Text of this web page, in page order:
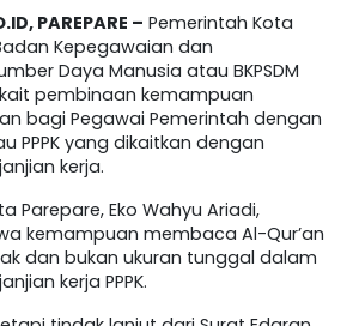
PAREPARE – Pemerintah Kota
Kepegawaian dan
Daya Manusia atau BKPSDM
pembinaan kemampuan
bagi Pegawai Pemerintah dengan
PPPK yang dikaitkan dengan
kerja.
Parepare, Eko Wahyu Ariadi,
kemampuan membaca Al-Qur’an
dan bukan ukuran tunggal dalam
kerja PPPK.